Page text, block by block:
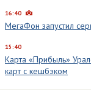
16:40
МегаФон запустил
15:40
Карта «Прибыль»
карт с кешбэком